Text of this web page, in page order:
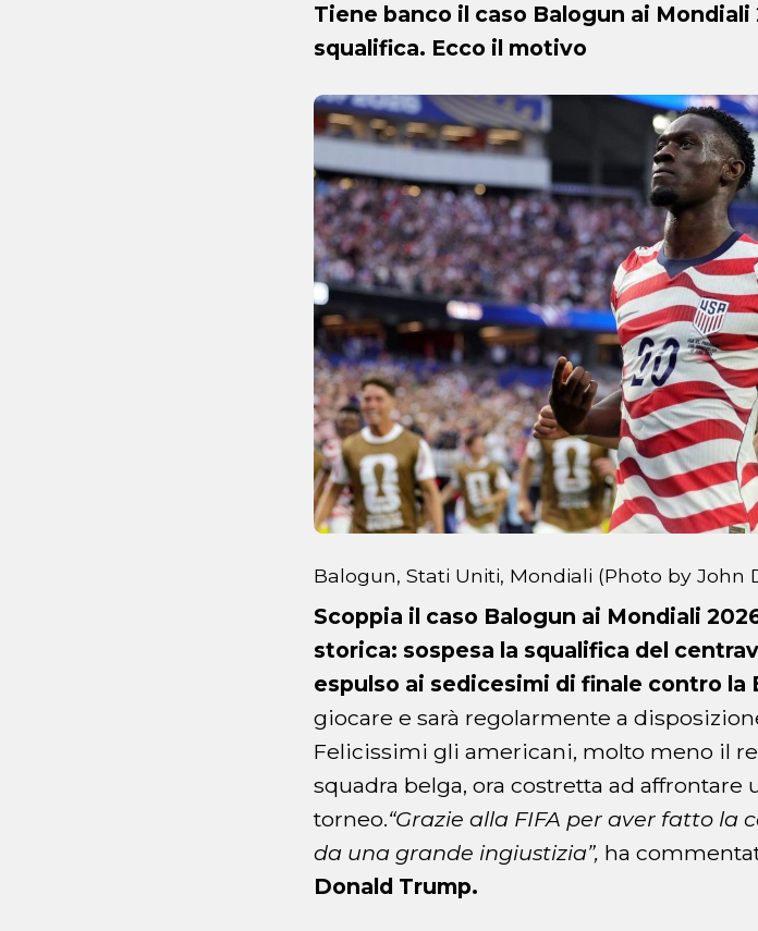
Tiene banco il caso Balogun ai Mondiali
squalifica. Ecco il motivo
Balogun, Stati Uniti, Mondiali (Photo by John
Scoppia il caso Balogun ai Mondiali
storica: sospesa la squalifica del
espulso ai sedicesimi di finale contro la
giocare e sarà regolarmente a
Felicissimi gli americani, molto meno il
squadra belga, ora costretta ad
torneo.“Grazie alla FIFA per aver fatto la
da una grande ingiustizia”, ha
Donald Trump.